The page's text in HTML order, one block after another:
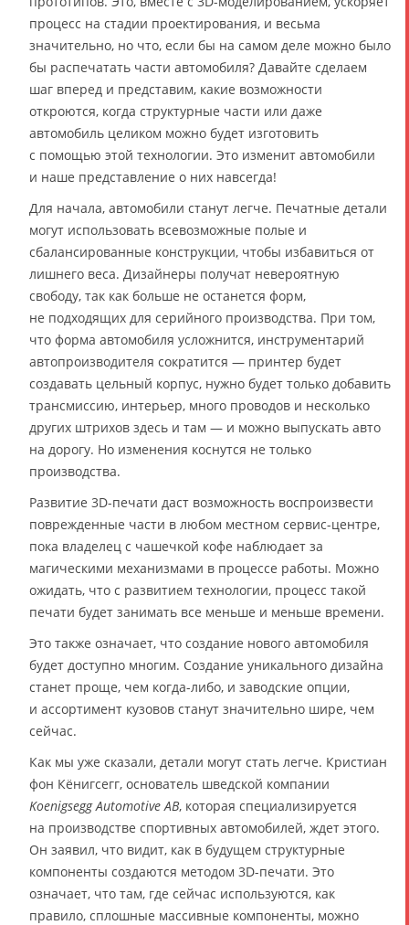
процесс на стадии проектирования, и весьма
значительно, но что, если бы на самом деле можно было
бы распечатать части автомобиля? Давайте сделаем
шаг вперед и представим, какие возможности
откроются, когда структурные части или даже
автомобиль целиком можно будет изготовить
с помощью этой технологии. Это изменит автомобили
и наше представление о них навсегда!
Для начала, автомобили станут легче. Печатные детали
могут использовать всевозможные полые и
сбалансированные конструкции, чтобы избавиться от
лишнего веса. Дизайнеры получат невероятную
свободу, так как больше не останется форм,
не подходящих для серийного производства. При том,
что форма автомобиля усложнится, инструментарий
автопроизводителя сократится — принтер будет
создавать цельный корпус, нужно будет только добавить
трансмиссию, интерьер, много проводов и несколько
других штрихов здесь и там — и можно выпускать авто
на дорогу. Но изменения коснутся не только
производства.
Развитие 3D-печати даст возможность воспроизвести
поврежденные части в любом местном сервис-центре,
пока владелец с чашечкой кофе наблюдает за
магическими механизмами в процессе работы. Можно
ожидать, что с развитием технологии, процесс такой
печати будет занимать все меньше и меньше времени.
Это также означает, что создание нового автомобиля
будет доступно многим. Создание уникального дизайна
станет проще, чем когда-либо, и заводские опции,
и ассортимент кузовов станут значительно шире, чем
сейчас.
Как мы уже сказали, детали могут стать легче. Кристиан
фон Кёнигсегг, основатель шведской компании
Koenigsegg Automotive AB, которая специализируется
на производстве спортивных автомобилей, ждет этого.
Он заявил, что видит, как в будущем структурные
компоненты создаются методом 3D-печати. Это
означает, что там, где сейчас используются, как
правило, сплошные массивные компоненты, можно